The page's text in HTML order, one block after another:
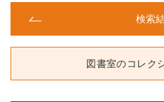
検索
図書室のコレク